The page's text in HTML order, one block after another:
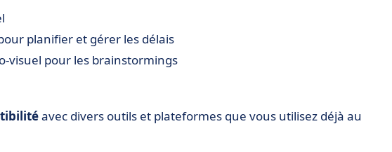
planifier et gérer les délais
visuel pour les brainstormings
avec divers outils et plateformes que vous utilisez déjà au